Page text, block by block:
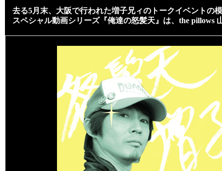
去る5月末、大阪で行われた増子兄ィのトークイベントの
スペシャル動画シリーズ『俺達の怒髪天』は、the pillows